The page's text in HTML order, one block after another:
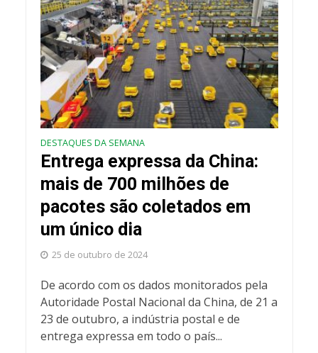
DESTAQUES DA SEMANA
Entrega expressa da China:
mais de 700 milhões de
pacotes são coletados em
um único dia
25 de outubro de 2024
De acordo com os dados monitorados pela
Autoridade Postal Nacional da China, de 21 a
23 de outubro, a indústria postal e de
entrega expressa em todo o país...